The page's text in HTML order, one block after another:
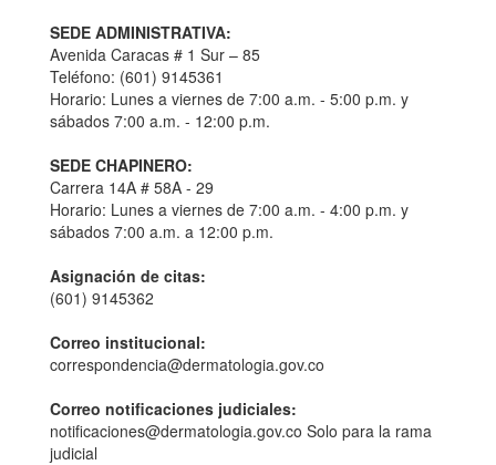
SEDE ADMINISTRATIVA:
Avenida Caracas # 1 Sur – 85
Teléfono: (601) 9145361
Horario: Lunes a viernes de 7:00 a.m. - 5:00 p.m. y
sábados 7:00 a.m. - 12:00 p.m.
SEDE CHAPINERO:
Carrera 14A # 58A - 29
Horario: Lunes a viernes de 7:00 a.m. - 4:00 p.m. y
sábados 7:00 a.m. a 12:00 p.m.
Asignación de citas:
(601) 9145362
Correo institucional:
correspondencia@dermatologia.gov.co
Correo notificaciones judiciales:
notificaciones@dermatologia.gov.co Solo para la rama
judicial